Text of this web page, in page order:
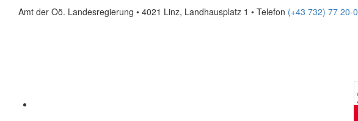
Amt der Oö. Landesregierung • 4021 Linz, Landhausplatz 1 • Telefon (+43 732) 77 20-0